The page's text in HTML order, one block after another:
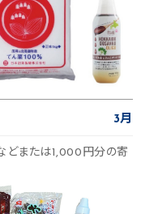
3月
どまたは1,000円分の寄